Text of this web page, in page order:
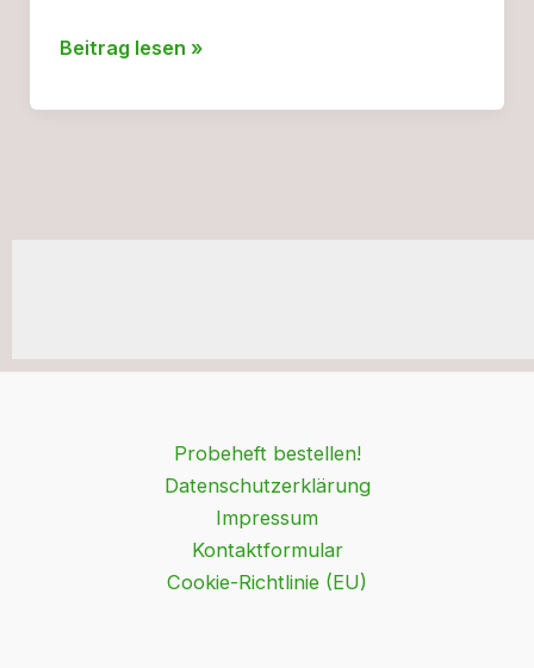
Umweltsensitives
Beitrag lesen »
Probeheft bestellen!
Datenschutzerklärung
Impressum
Kontaktformular
Cookie-Richtlinie (EU)